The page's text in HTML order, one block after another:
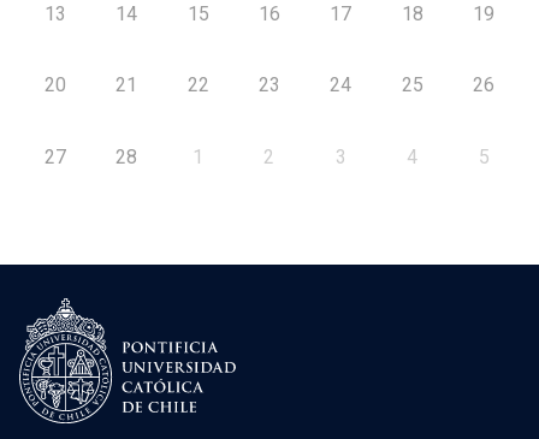
13 14 15 16 17 18 19
20 21 22 23 24 25 26
27 28 1 2 3 4 5